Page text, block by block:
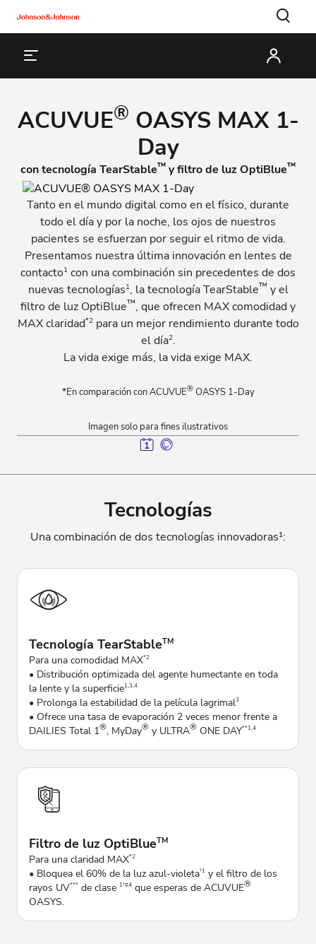
ACUVUE® OASYS MAX 1-
Day
con tecnología TearStable™ y filtro de luz OptiBlue™
Tanto en el mundo digital como en el físico, durante
todo el día y por la noche, los ojos de nuestros
pacientes se esfuerzan por seguir el ritmo de vida.
Presentamos nuestra última innovación en lentes de
contacto1 con una combinación sin precedentes de dos
nuevas tecnologías1, la tecnología TearStable™ y el
filtro de luz OptiBlue™, que ofrecen MAX comodidad y
MAX claridad*2para un mejor rendimiento durante todo
el día2.
La vida exige más, la vida exige MAX.
*En comparación con ACUVUE®OASYS 1-Day
Imagen solo para fines ilustrativos
Tecnologías
Una combinación de dos tecnologías innovadoras¹:
Tecnología TearStableTM
Para una comodidad MAX*2
• Distribución optimizada del agente humectante en toda
la lente y la superficie1,3,4
• Prolonga la estabilidad de la película lagrimal3
• Ofrece una tasa de evaporación 2 veces menor frente a
DAILIES Total 1®, MyDay® y ULTRA® ONE DAY**1,4
Filtro de luz OptiBlueTM
Para una claridad MAX*2
• Bloquea el 60% de la luz azul-violeta†1 y el filtro de los
rayos UV*** de clase 1†#4 que esperas de ACUVUE®
OASYS.